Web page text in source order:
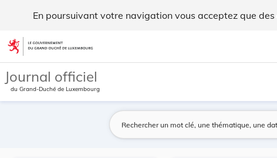
En poursuivant votre navigation vous acceptez que
Aller au contenu
Journal officiel
du Grand-Duché de Luxembourg